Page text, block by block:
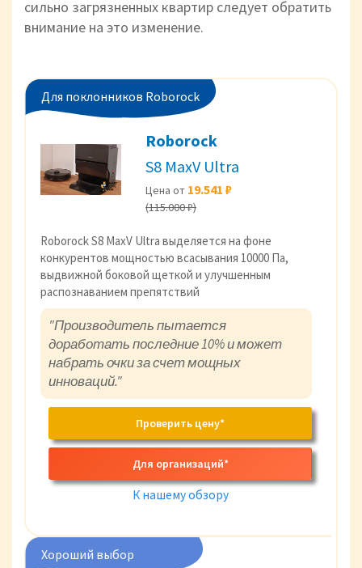
сильно загрязненных квартир следует обратить
внимание на это изменение.
Для поклонников Roborock
Roborock
S8 MaxV Ultra
Цена от 19.541 ₽
(115.000 ₽)
Roborock S8 MaxV Ultra выделяется на фоне
конкурентов мощностью всасывания 10000 Па,
выдвижной боковой щеткой и улучшенным
распознаванием препятствий
"Производитель пытается
доработать последние 10% и может
набрать очки за счет мощных
инноваций."
Проверить цену*
Для организаций*
К нашему обзору
Хороший выбор